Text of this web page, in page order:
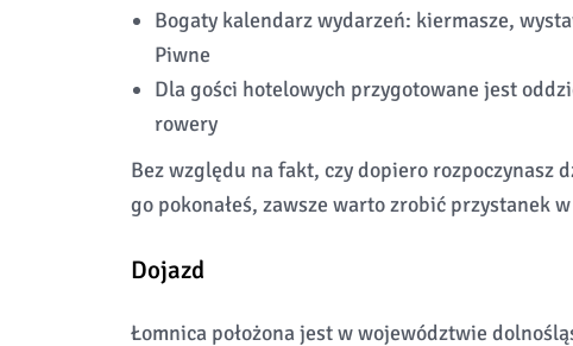
Bogaty kalendarz wydarzeń: kiermasze,
Piwne
Dla gości hotelowych przygotowane jest
rowery
Bez względu na fakt, czy dopiero rozpoczynasz
go pokonałeś, zawsze warto zrobić przystanek w
Dojazd
Łomnica położona jest w województwie